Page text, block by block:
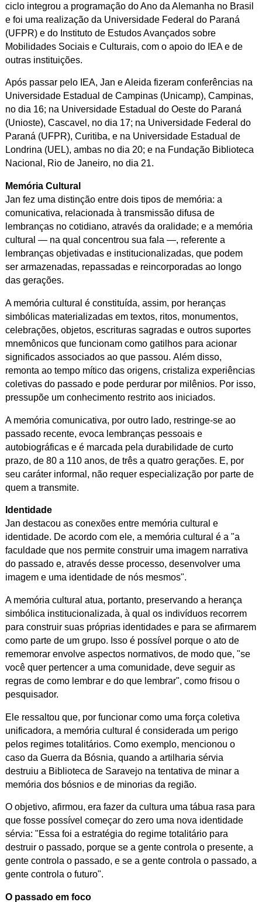
ciclo integrou a programação do Ano da Alemanha no Brasil
e foi uma realização da Universidade Federal do Paraná
(UFPR) e do Instituto de Estudos Avançados sobre
Mobilidades Sociais e Culturais, com o apoio do IEA e de
outras instituições.
Após passar pelo IEA, Jan e Aleida fizeram conferências na
Universidade Estadual de Campinas (Unicamp), Campinas,
no dia 16; na Universidade Estadual do Oeste do Paraná
(Unioste), Cascavel, no dia 17; na Universidade Federal do
Paraná (UFPR), Curitiba, e na Universidade Estadual de
Londrina (UEL), ambas no dia 20; e na Fundação Biblioteca
Nacional, Rio de Janeiro, no dia 21.
Memória Cultural
Jan fez uma distinção entre dois tipos de memória: a
comunicativa, relacionada à transmissão difusa de
lembranças no cotidiano, através da oralidade; e a memória
cultural — na qual concentrou sua fala —, referente a
lembranças objetivadas e institucionalizadas, que podem
ser armazenadas, repassadas e reincorporadas ao longo
das gerações.
A memória cultural é constituída, assim, por heranças
simbólicas materializadas em textos, ritos, monumentos,
celebrações, objetos, escrituras sagradas e outros suportes
mnemônicos que funcionam como gatilhos para acionar
significados associados ao que passou. Além disso,
remonta ao tempo mítico das origens, cristaliza experiências
coletivas do passado e pode perdurar por milênios. Por isso,
pressupõe um conhecimento restrito aos iniciados.
A memória comunicativa, por outro lado, restringe-se ao
passado recente, evoca lembranças pessoais e
autobiográficas e é marcada pela durabilidade de curto
prazo, de 80 a 110 anos, de três a quatro gerações. E, por
seu caráter informal, não requer especialização por parte de
quem a transmite.
Identidade
Jan destacou as conexões entre memória cultural e
identidade. De acordo com ele, a memória cultural é a "a
faculdade que nos permite construir uma imagem narrativa
do passado e, através desse processo, desenvolver uma
imagem e uma identidade de nós mesmos".
A memória cultural atua, portanto, preservando a herança
simbólica institucionalizada, à qual os indivíduos recorrem
para construir suas próprias identidades e para se afirmarem
como parte de um grupo. Isso é possível porque o ato de
rememorar envolve aspectos normativos, de modo que, "se
você quer pertencer a uma comunidade, deve seguir as
regras de como lembrar e do que lembrar", como frisou o
pesquisador.
Ele ressaltou que, por funcionar como uma força coletiva
unificadora, a memória cultural é considerada um perigo
pelos regimes totalitários. Como exemplo, mencionou o
caso da Guerra da Bósnia, quando a artilharia sérvia
destruiu a Biblioteca de Saravejo na tentativa de minar a
memória dos bósnios e de minorias da região.
O objetivo, afirmou, era fazer da cultura uma tábua rasa para
que fosse possível começar do zero uma nova identidade
sérvia: "Essa foi a estratégia do regime totalitário para
destruir o passado, porque se a gente controla o presente, a
gente controla o passado, e se a gente controla o passado, a
gente controla o futuro".
O passado em foco